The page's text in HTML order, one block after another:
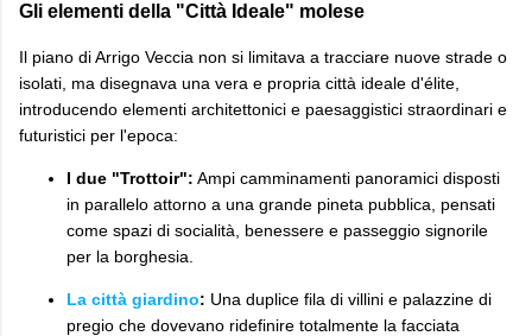
Gli elementi della "Città Ideale" molese
Il piano di Arrigo Veccia non si limitava a tracciare nuove strade o
isolati, ma disegnava una vera e propria città ideale d'élite,
introducendo elementi architettonici e paesaggistici straordinari e
futuristici per l'epoca:
I due "Trottoir": Ampi camminamenti panoramici disposti
in parallelo attorno a una grande pineta pubblica, pensati
come spazi di socialità, benessere e passeggio signorile
per la borghesia.
La città giardino: Una duplice fila di villini e palazzine di
pregio che dovevano ridefinire totalmente la facciata